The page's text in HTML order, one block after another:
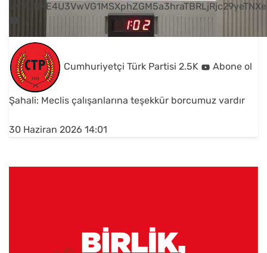
Cumhuriyetçi Türk Partisi 2.5K Abone ol
Şahali: Meclis çalışanlarına teşekkür borcumuz vardır
30 Haziran 2026 14:01